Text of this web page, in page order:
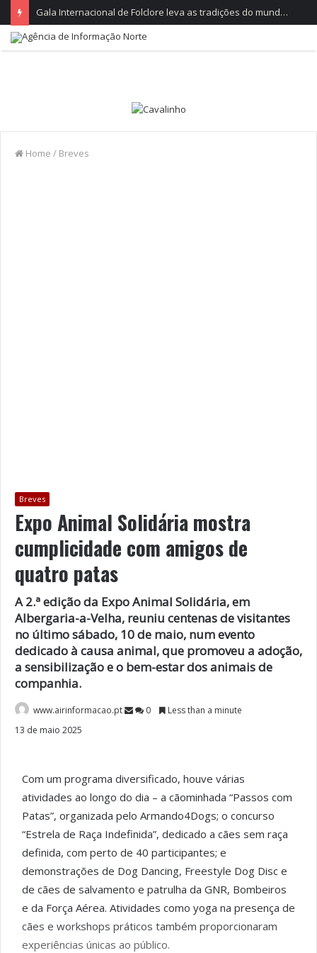
Gala Internacional de Folclore leva as tradições do mundo ao Parque do Arnado
Home / Breves
Breves
Expo Animal Solidária mostra
cumplicidade com amigos de
quatro patas
A 2.ª edição da Expo Animal Solidária, em
Albergaria-a-Velha, reuniu centenas de visitantes
no último sábado, 10 de maio, num evento
dedicado à causa animal, que promoveu a adoção,
a sensibilização e o bem-estar dos animais de
companhia.
www.airinformacao.pt 0
Less than a minute
13 de maio 2025
Com um programa diversificado, houve várias
atividades ao longo do dia – a cãominhada “Passos com
Patas”, organizada pelo Armando4Dogs; o concurso
“Estrela de Raça Indefinida”, dedicado a cães sem raça
definida, com perto de 40 participantes; e
demonstrações de Dog Dancing, Freestyle Dog Disc e
de cães de salvamento e patrulha da GNR, Bombeiros
e da Força Aérea. Atividades como yoga na presença de
cães e workshops práticos também proporcionaram
experiências únicas ao público.